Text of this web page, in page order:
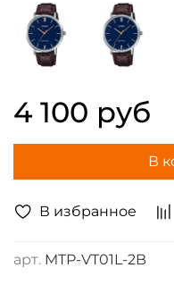
В избранное
арт. MTP-VT01L-2B
4 100 руб
В